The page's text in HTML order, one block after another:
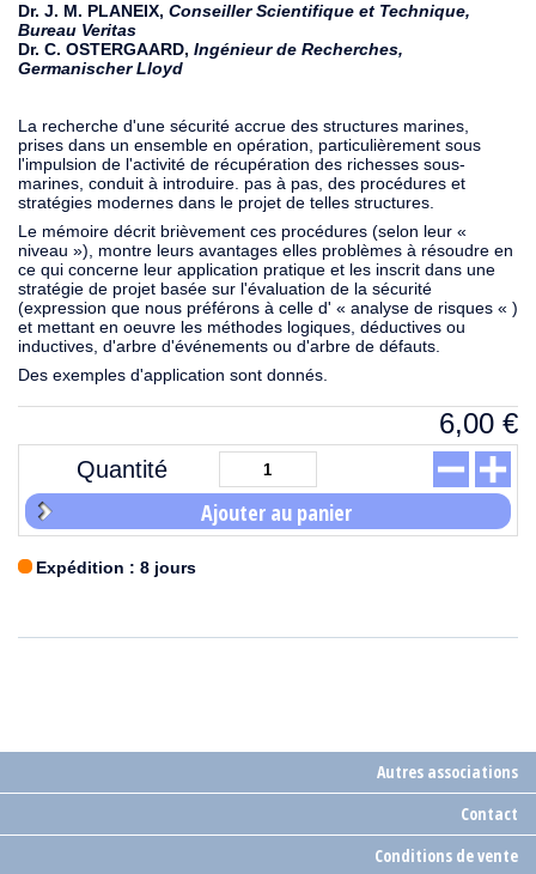
Dr. J. M. PLANEIX, Conseiller Scientifique et Technique,
Bureau Veritas
Dr. C. OSTERGAARD, Ingénieur de Recherches,
Germanischer Lloyd
La recherche d'une sécurité accrue des structures marines,
prises dans un ensemble en opération, particulièrement sous
l'impulsion de l'activité de récupération des richesses sous-
marines, conduit à introduire. pas à pas, des procédures et
stratégies modernes dans le projet de telles structures.
Le mémoire décrit brièvement ces procédures (selon leur «
niveau »), montre leurs avantages elles problèmes à résoudre en
ce qui concerne leur application pratique et les inscrit dans une
stratégie de projet basée sur l'évaluation de la sécurité
(expression que nous préférons à celle d' « analyse de risques « )
et mettant en oeuvre les méthodes logiques, déductives ou
inductives, d'arbre d'événements ou d'arbre de défauts.
Des exemples d'application sont donnés.
6,00 €
Quantité
Ajouter au panier
Expédition : 8 jours
Autres associations
Contact
Conditions de vente